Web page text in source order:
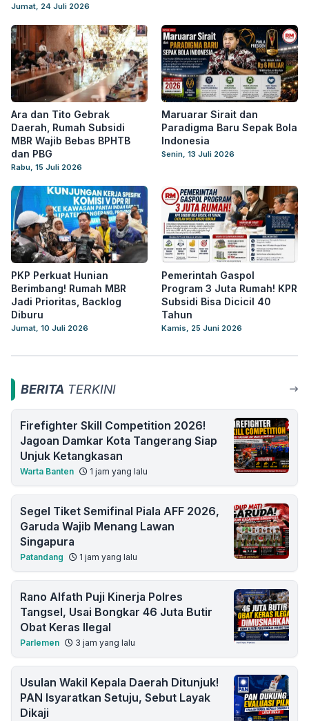
Jumat, 24 Juli 2026
Ara dan Tito Gebrak
Daerah, Rumah Subsidi
MBR Wajib Bebas BPHTB
dan PBG
Rabu, 15 Juli 2026
Maruarar Sirait dan
Paradigma Baru Sepak Bola
Indonesia
Senin, 13 Juli 2026
PKP Perkuat Hunian
Berimbang! Rumah MBR
Jadi Prioritas, Backlog
Diburu
Jumat, 10 Juli 2026
Pemerintah Gaspol
Program 3 Juta Rumah! KPR
Subsidi Bisa Dicicil 40
Tahun
Kamis, 25 Juni 2026
BERITA TERKINI
Firefighter Skill Competition 2026!
Jagoan Damkar Kota Tangerang Siap
Unjuk Ketangkasan
Warta Banten 1 jam yang lalu
Segel Tiket Semifinal Piala AFF 2026,
Garuda Wajib Menang Lawan
Singapura
Patandang 1 jam yang lalu
Rano Alfath Puji Kinerja Polres
Tangsel, Usai Bongkar 46 Juta Butir
Obat Keras Ilegal
Parlemen 3 jam yang lalu
Usulan Wakil Kepala Daerah Ditunjuk!
PAN Isyaratkan Setuju, Sebut Layak
Dikaji